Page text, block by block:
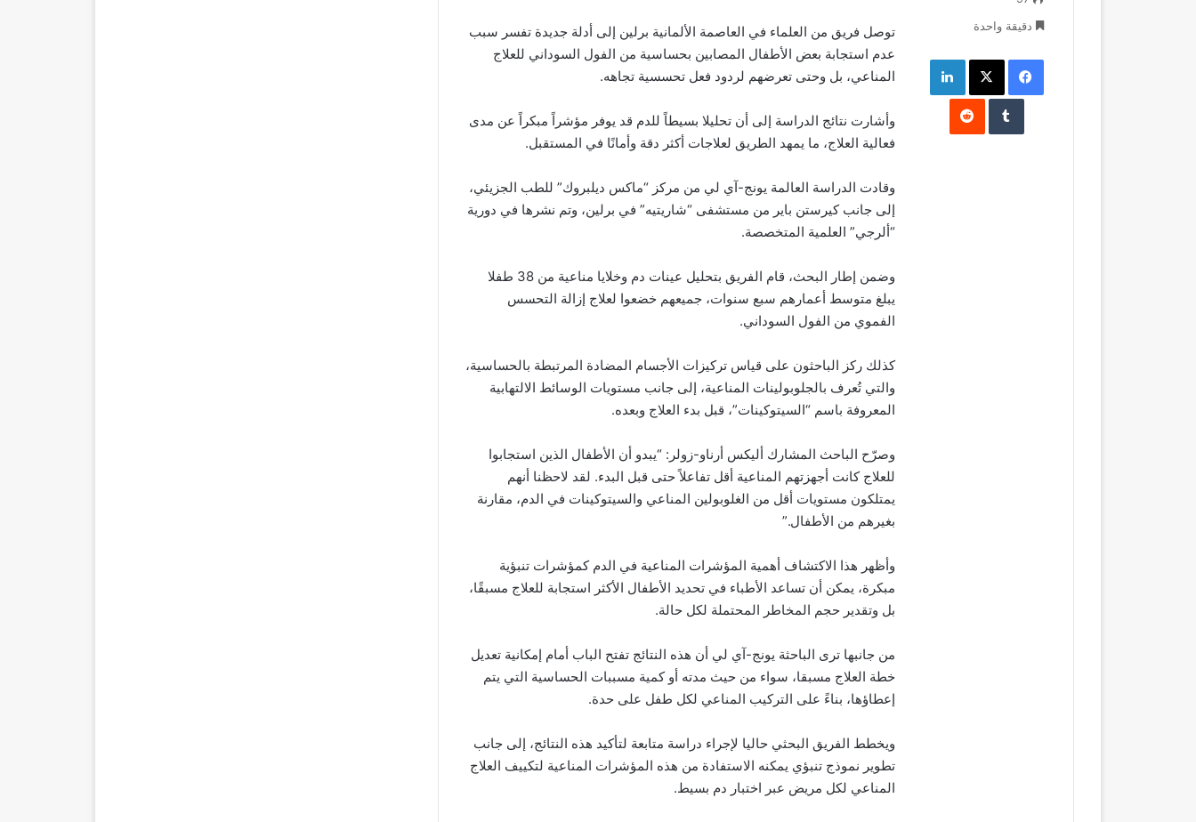
توصل فريق من العلماء في العاصمة الألمانية برلين إلى أدلة جديدة تفسر سبب
عدم استجابة بعض الأطفال المصابين بحساسية من الفول السوداني للعلاج
المناعي، بل وحتى تعرضهم لردود فعل تحسسية تجاهه.
وأشارت نتائج الدراسة إلى أن تحليلا بسيطاً للدم قد يوفر مؤشراً مبكراً عن مدى
فعالية العلاج، ما يمهد الطريق لعلاجات أكثر دقة وأمانًا في المستقبل.
وقادت الدراسة العالمة يونج-آي لي من مركز “ماكس ديلبروك” للطب الجزيئي،
إلى جانب كيرستن باير من مستشفى “شاريتيه” في برلين، وتم نشرها في دورية
“ألرجي” العلمية المتخصصة.
وضمن إطار البحث، قام الفريق بتحليل عينات دم وخلايا مناعية من 38 طفلا
يبلغ متوسط أعمارهم سبع سنوات، جميعهم خضعوا لعلاج إزالة التحسس
الفموي من الفول السوداني.
كذلك ركز الباحثون على قياس تركيزات الأجسام المضادة المرتبطة بالحساسية،
والتي تُعرف بالجلوبولينات المناعية، إلى جانب مستويات الوسائط الالتهابية
المعروفة باسم “السيتوكينات”، قبل بدء العلاج وبعده.
وصرّح الباحث المشارك أليكس أرناو-زولر: “يبدو أن الأطفال الذين استجابوا
للعلاج كانت أجهزتهم المناعية أقل تفاعلاً حتى قبل البدء. لقد لاحظنا أنهم
يمتلكون مستويات أقل من الغلوبولين المناعي والسيتوكينات في الدم، مقارنة
بغيرهم من الأطفال.”
وأظهر هذا الاكتشاف أهمية المؤشرات المناعية في الدم كمؤشرات تنبؤية
مبكرة، يمكن أن تساعد الأطباء في تحديد الأطفال الأكثر استجابة للعلاج مسبقًا،
بل وتقدير حجم المخاطر المحتملة لكل حالة.
من جانبها ترى الباحثة يونج-آي لي أن هذه النتائج تفتح الباب أمام إمكانية تعديل
خطة العلاج مسبقا، سواء من حيث مدته أو كمية مسببات الحساسية التي يتم
إعطاؤها، بناءً على التركيب المناعي لكل طفل على حدة.
ويخطط الفريق البحثي حاليا لإجراء دراسة متابعة لتأكيد هذه النتائج، إلى جانب
تطوير نموذج تنبؤي يمكنه الاستفادة من هذه المؤشرات المناعية لتكييف العلاج
المناعي لكل مريض عبر اختبار دم بسيط.
دقيقة واحدة
فيسبوك‫X لينكدإن
‏Tumblr
‏Reddit